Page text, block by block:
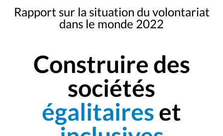
Rapport sur la situation du volontariat
dans le monde 2022
Construire des
sociétés
égalitaireset